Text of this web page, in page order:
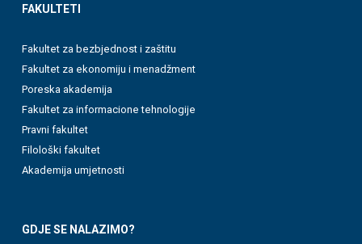
FAKULTETI
Fakultet za bezbjednost i zaštitu
Fakultet za ekonomiju i menadžment
Poreska akademija
Fakultet za informacione tehnologije
Pravni fakultet
Filološki fakultet
Akademija umjetnosti
GDJE SE NALAZIMO?